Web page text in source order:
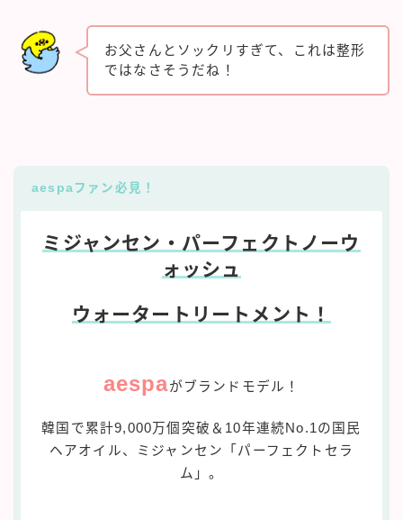
お父さんとソックリすぎて、これは整形
ではなさそうだね！
aespaファン必見！
ミジャンセン・パーフェクトノーウ
ォッシュ
ウォータートリートメント！
aespaがブランドモデル！
韓国で累計9,000万個突破＆10年連続No.1の国民
ヘアオイル、ミジャンセン「パーフェクトセラ
ム」。